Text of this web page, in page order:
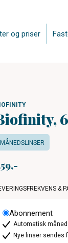
og priser
MÅNEDSLINSER
&
Abonnement
Automatisk
Nye linser sendes